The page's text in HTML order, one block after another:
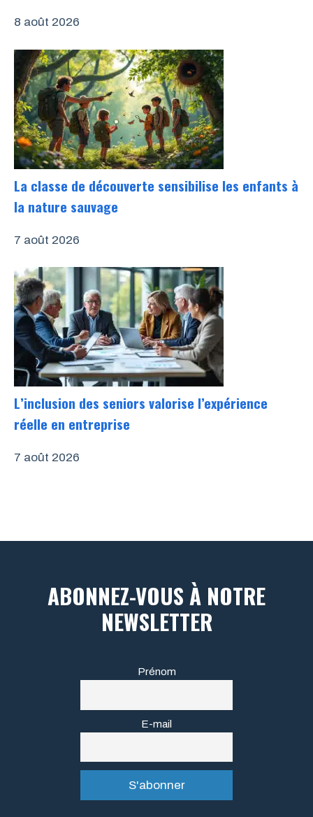
8 août 2026
La classe de découverte sensibilise les enfants à
la nature sauvage
7 août 2026
L’inclusion des seniors valorise l’expérience
réelle en entreprise
7 août 2026
ABONNEZ-VOUS À NOTRE
NEWSLETTER
Prénom
E-mail